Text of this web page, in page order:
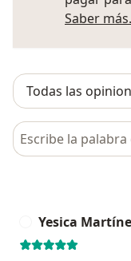
Saber más.
Busca en opiniones
Yesica